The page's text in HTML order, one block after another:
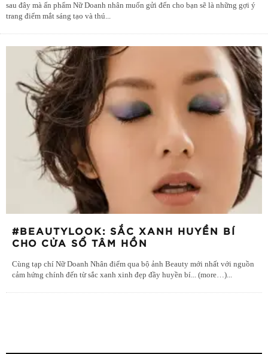
sau đây mà ấn phẩm Nữ Doanh nhân muốn gửi đến cho bạn sẽ là những gợi ý
trang điểm mắt sáng tạo và thú...
#BEAUTYLOOK: SẮC XANH HUYỀN BÍ
CHO CỬA SỔ TÂM HỒN
Cùng tạp chí Nữ Doanh Nhân điểm qua bộ ảnh Beauty mới nhất với nguồn
cảm hứng chính đến từ sắc xanh xinh đẹp đầy huyền bí... (more…)...